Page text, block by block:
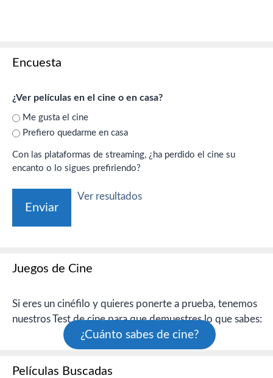
Encuesta
¿Ver películas en el cine o en casa?
Me gusta el cine
Prefiero quedarme en casa
Con las plataformas de streaming, ¿ha perdido el cine su
encanto o lo sigues prefiriendo?
Ver resultados
Juegos de Cine
Si eres un cinéfilo y quieres ponerte a prueba, tenemos
nuestros Test de cine para que demuestres lo que sabes:
¿Cuánto sabes de cine?
Películas Buscadas